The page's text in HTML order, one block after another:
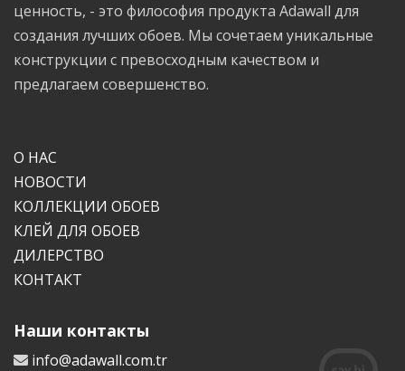
ценность, - это философия продукта Adawall для
создания лучших обоев. Мы сочетаем уникальные
конструкции с превосходным качеством и
предлагаем совершенство.
О НАС
НОВОСТИ
КОЛЛЕКЦИИ ОБОЕВ
КЛЕЙ ДЛЯ ОБОЕВ
ДИЛЕРСТВО
КОНТАКТ
Наши контакты
info@adawall.com.tr